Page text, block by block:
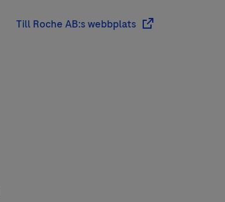
Till Roche AB:s webbplats